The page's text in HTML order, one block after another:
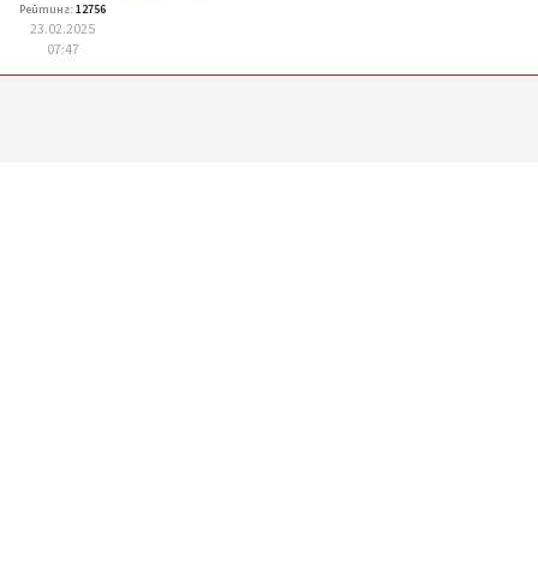
Рейтинг: 12756
23.02.2025
07:47